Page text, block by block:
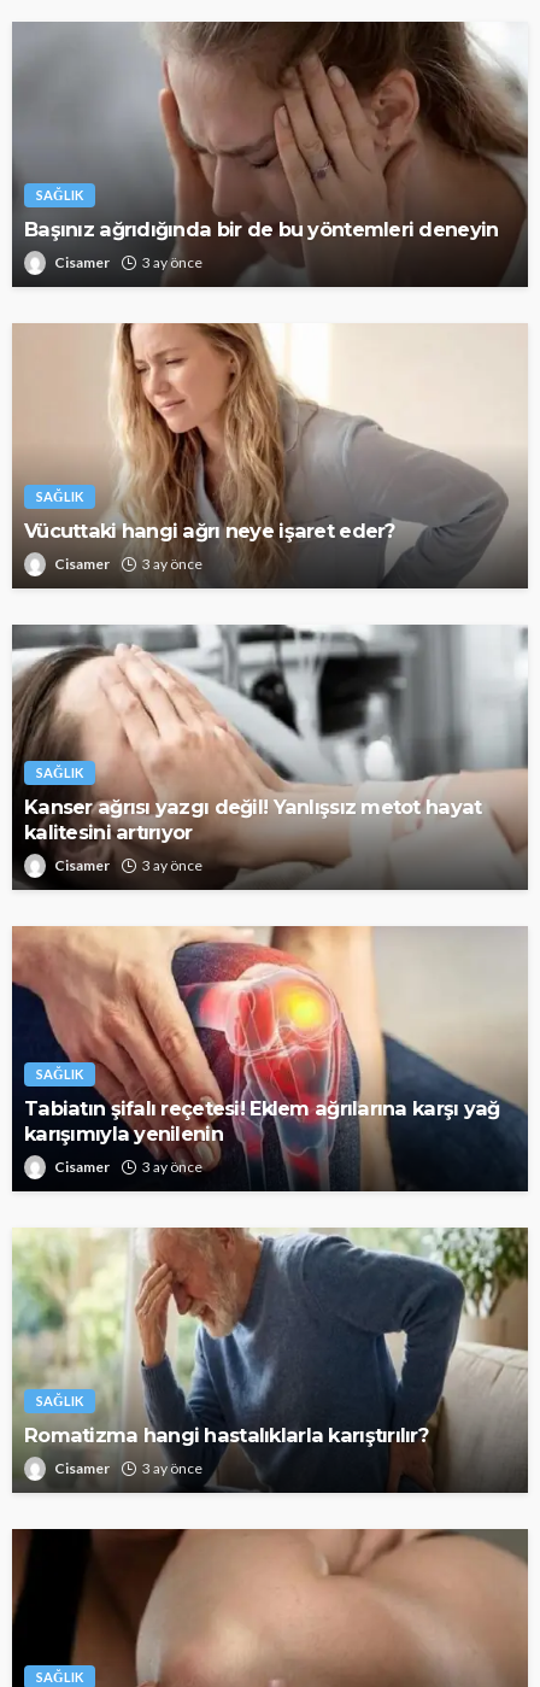
SAĞLIK
Başınız ağrıdığında bir de bu yöntemleri deneyin
Cisamer 3 ay önce
SAĞLIK
Vücuttaki hangi ağrı neye işaret eder?
Cisamer 3 ay önce
SAĞLIK
Kanser ağrısı yazgı değil! Yanlışsız metot hayat
kalitesini artırıyor
Cisamer 3 ay önce
SAĞLIK
Tabiatın şifalı reçetesi! Eklem ağrılarına karşı yağ
karışımıyla yenilenin
Cisamer 3 ay önce
SAĞLIK
Romatizma hangi hastalıklarla karıştırılır?
Cisamer 3 ay önce
SAĞLIK